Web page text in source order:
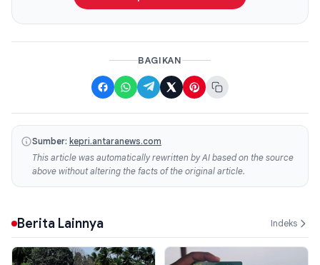
BAGIKAN
Sumber: kepri.antaranews.com
This article was automatically rewritten by AI based on the source
above without altering the facts of the original article.
Berita Lainnya Indeks